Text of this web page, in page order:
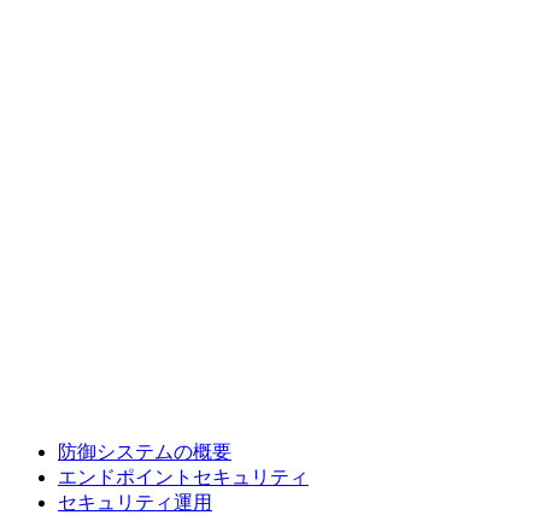
防御システムの概要
エンドポイントセキュリティ
セキュリティ運用